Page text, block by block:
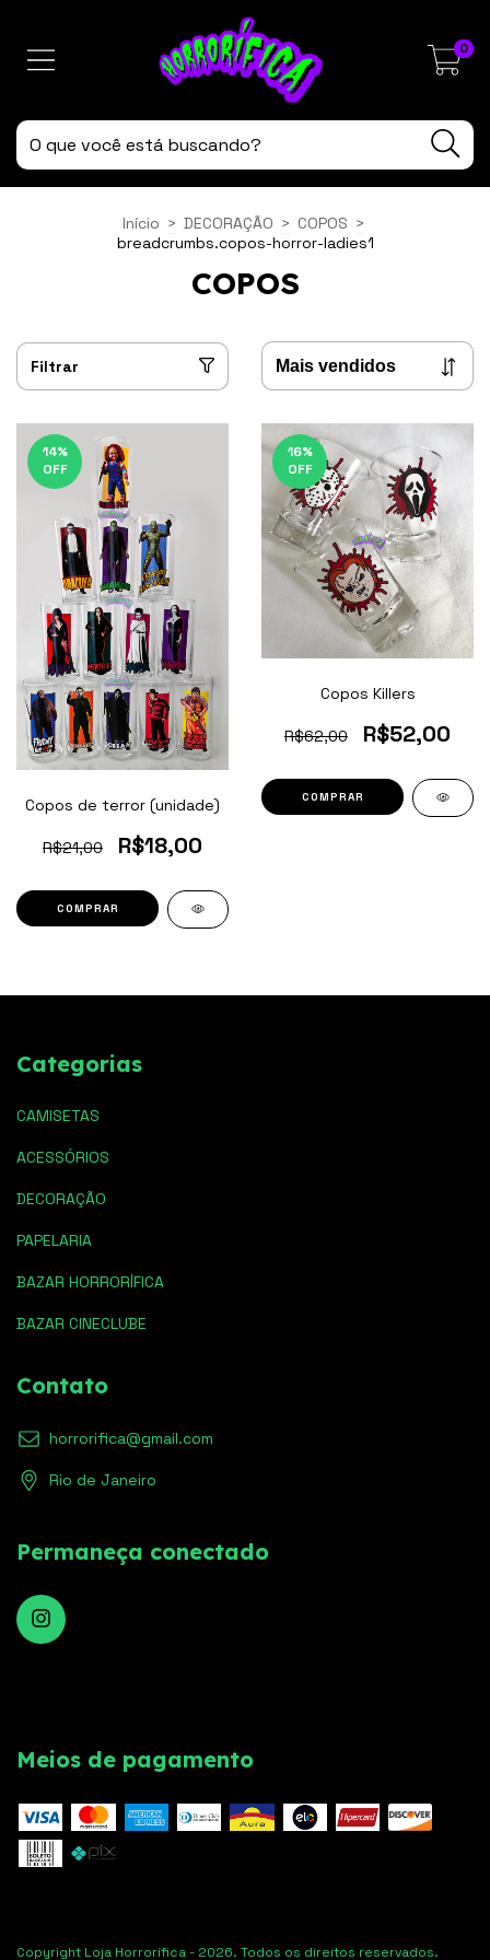
0
Início > DECORAÇÃO > COPOS >
breadcrumbs.copos-horror-ladies1
COPOS
Filtrar
14%
OFF
Copos de terror (unidade)
R$21,00 R$18,00
COMPRAR
16%
OFF
Copos Killers
R$62,00 R$52,00
Categorias
CAMISETAS
ACESSÓRIOS
DECORAÇÃO
PAPELARIA
BAZAR HORRORÍFICA
BAZAR CINECLUBE
Contato
horrorifica@gmail.com
Rio de Janeiro
Permaneça conectado
Meios de pagamento
Copyright Loja Horrorífica - 2026. Todos os direitos reservados.